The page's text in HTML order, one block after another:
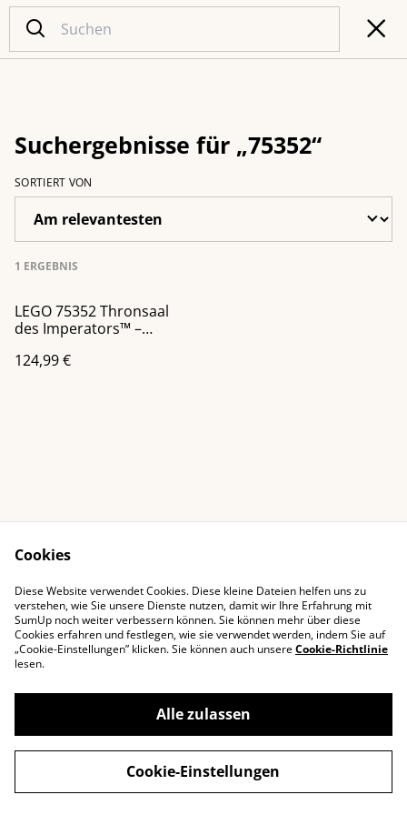
Suchergebnisse für „75352“
SORTIERT VON
1 ERGEBNIS
LEGO 75352 Thronsaal
des Imperators™ –
124,99 €
Impressum
Kontaktieren Sie uns
Rechtliche
Bestimmungen
Datenschutzbestimm
ungen von SumUp
Cookie-Richtlinie
©2026littledeals
powered by
Cookies
Diese Website verwendet Cookies. Diese kleine Dateien helfen uns zu
verstehen, wie Sie unsere Dienste nutzen, damit wir Ihre Erfahrung mit
SumUp noch weiter verbessern können. Sie können mehr über diese
Cookies erfahren und festlegen, wie sie verwendet werden, indem Sie auf
„Cookie-Einstellungen” klicken. Sie können auch unsereCookie-Richtlinie
lesen.
Alle zulassen
Cookie-Einstellungen